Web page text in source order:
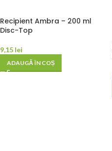
Recipient Ambra – 200 ml
Disc-Top
9,15 lei
ADAUGĂ ÎN COȘ